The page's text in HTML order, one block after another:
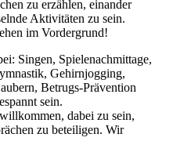
zu erzählen, einander
Aktivitäten zu sein.
im Vordergrund!
Singen, Spielenachmittage,
Gehirnjogging,
Betrugs-Prävention
sein.
dabei zu sein,
zu beteiligen. Wir